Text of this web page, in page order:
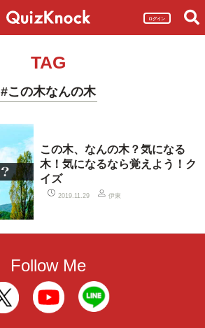
ログイン
TAG
#この木なんの木
この木、なんの木？気になる
木！気になるなら覚えよう！ク
イズ
2019.11.29 伊東
Follow Me